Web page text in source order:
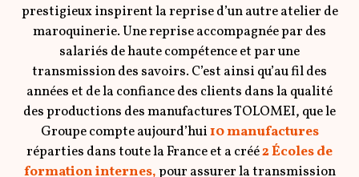
prestigieux inspirent la reprise d’un autre atelier de
maroquinerie. Une reprise accompagnée par des
salariés de haute compétence et par une
transmission des savoirs. C’est ainsi qu’au fil des
années et de la confiance des clients dans la qualité
des productions des manufactures TOLOMEI, que le
Groupe compte aujourd’hui10 manufactures
réparties dans toute la France et a créé2 Écoles de
formation internes,pour assurer la transmission